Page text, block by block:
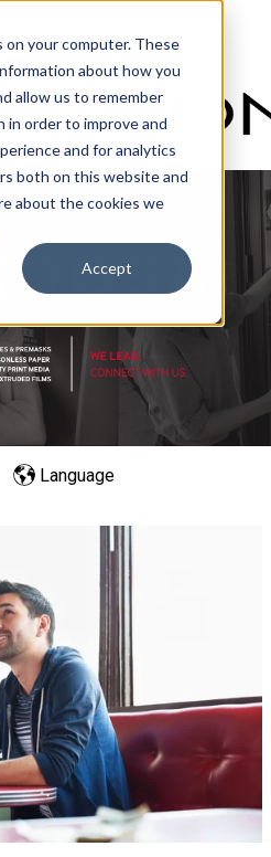
your computer. These
about how you
allow us to remember
in order to improve and
and for analytics
both on this website and
about the cookies we
Accept